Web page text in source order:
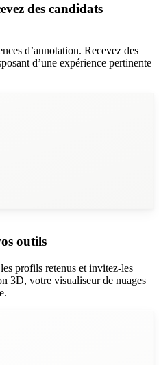
des candidats
d’annotation. Recevez des
d’une expérience pertinente
outils
profils retenus et invitez-les
3D, votre visualiseur de nuages